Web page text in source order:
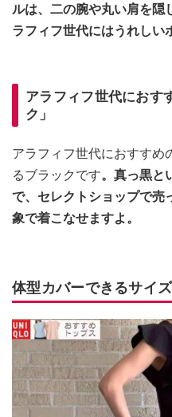
ルは、二の腕や丸い肩を隠
ラフィフ世代にはうれしい
アラフィフ世代におす
ク」
アラフィフ世代におすすめ
るブラックです。真っ黒と
で、セレクトショップで売
象で着こなせますよ。
体型カバーできるサイ